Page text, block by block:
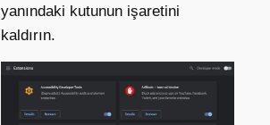
yanındaki kutunun işaretini
kaldırın.